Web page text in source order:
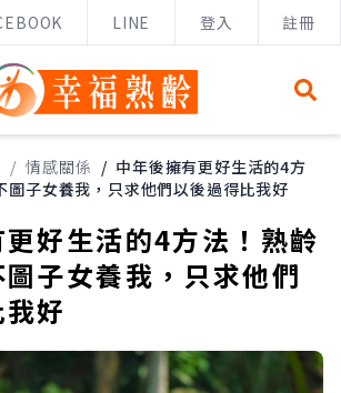
LINE 登入 註冊
/ 情感關係 / 中年後擁有更好生活的4方
圖子女養我，只求他們以後過得比我好
好生活的4方法！熟齡
子女養我，只求他們
好